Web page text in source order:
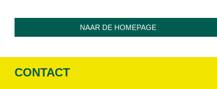
NAAR DE HOMEPAGE
CONTACT